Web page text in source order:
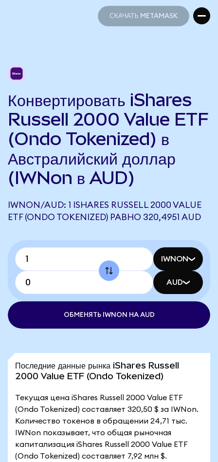
СКАЧАТЬ METAMASK
Конвертировать iShares
Russell 2000 Value ETF
(Ondo Tokenized) в
Австралийский доллар
(IWNon в AUD)
IWNON/AUD: 1 ISHARES RUSSELL 2000 VALUE
ETF (ONDO TOKENIZED) РАВНО 320,4951 AUD
IWNON
AUD
ОБМЕНЯТЬ IWNON НА AUD
Последние данные рынка iShares Russell
2000 Value ETF (Ondo Tokenized)
Текущая цена iShares Russell 2000 Value ETF
(Ondo Tokenized) составляет 320,50 $ за IWNon.
Количество токенов в обращении 24,71 тыс.
IWNon показывает, что общая рыночная
капитализация iShares Russell 2000 Value ETF
(Ondo Tokenized) составляет 7,92 млн $.